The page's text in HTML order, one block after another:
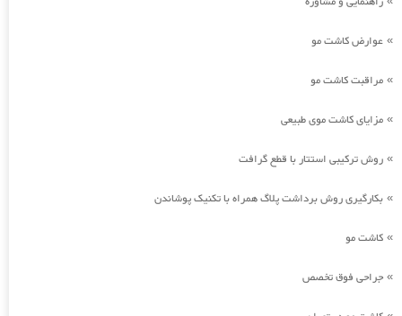
» عوارض کاشت مو
» مراقبت کاشت مو
» مزایای کاشت موی طبیعی
» روش ترکیبی استتار با قطع گرافت
» بکارگیری روش برداشت پلاگ همراه با تکنیک پوشاندن
» کاشت مو
» جراحی فوق تخصص